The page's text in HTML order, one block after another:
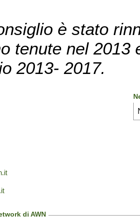
è stato
tenute nel 2013
2013- 2017.
di AWN